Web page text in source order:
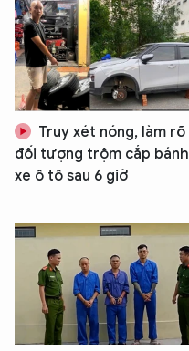
Truy xét nóng, làm rõ
đối tượng trộm cắp bánh
xe ô tô sau 6 giờ